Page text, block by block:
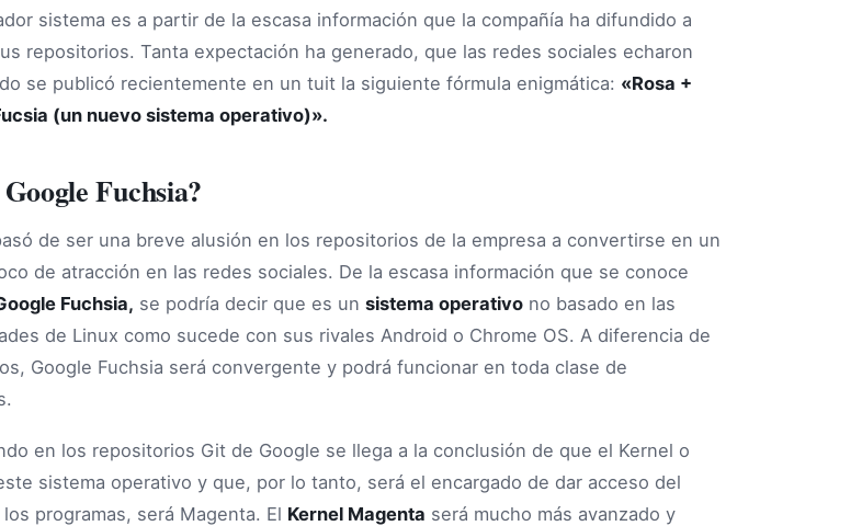
sistema es a partir de la escasa información que la compañía ha difundido a
repositorios. Tanta expectación ha generado, que las redes sociales echaron
se publicó recientemente en un tuit la siguiente fórmula enigmática: «Rosa +
(un nuevo sistema operativo)».
Fuchsia?
de ser una breve alusión en los repositorios de la empresa a convertirse en un
de atracción en las redes sociales. De la escasa información que se conoce
Fuchsia, se podría decir que es un sistema operativo no basado en las
de Linux como sucede con sus rivales Android o Chrome OS. A diferencia de
Google Fuchsia será convergente y podrá funcionar en toda clase de
en los repositorios Git de Google se llega a la conclusión de que el Kernel o
sistema operativo y que, por lo tanto, será el encargado de dar acceso del
programas, será Magenta. El Kernel Magenta será mucho más avanzado y